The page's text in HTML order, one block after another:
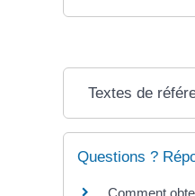
Textes de
Questions ?
Comment